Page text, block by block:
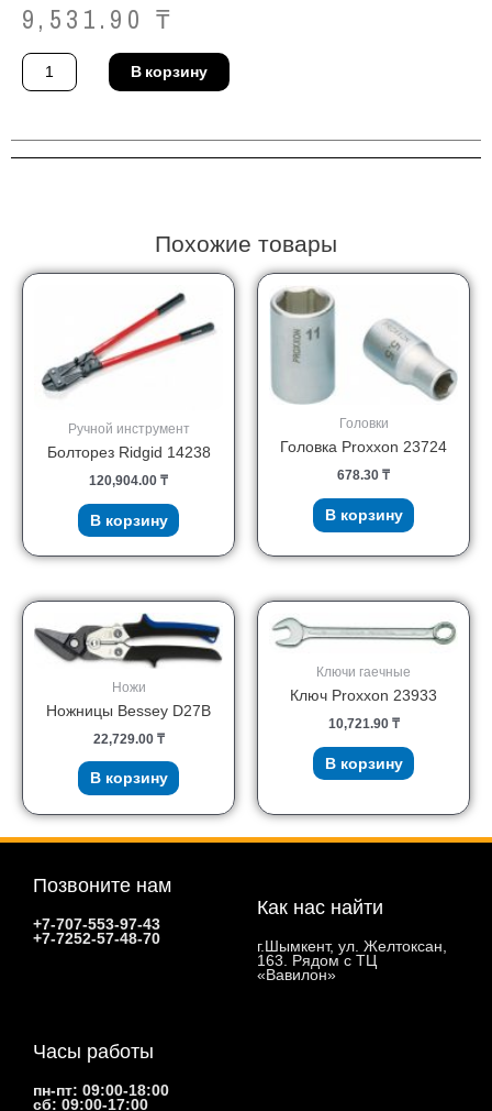
9,531.90 ₸
Количество
товара
Пассатижи
649
В корзину
Похожие товары
Ручной инструмент
Болторез Ridgid 14238
120,904.00 ₸
В корзину
Головки
Головка Proxxon 23724
678.30 ₸
В корзину
Ножи
Ножницы Bessey D27B
22,729.00 ₸
В корзину
Ключи гаечные
Ключ Proxxon 23933
10,721.90 ₸
В корзину
Позвоните нам
+7-707-553-97-43
+7-7252-57-48-70
Как нас найти
г.Шымкент, ул. Желтоксан,
163. Рядом с ТЦ
«Вавилон»
Часы работы
пн-пт: 09:00-18:00
сб: 09:00-17:00